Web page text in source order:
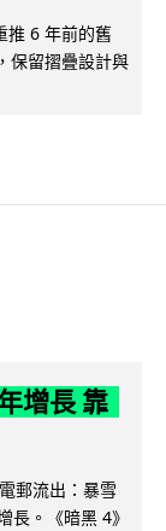
推 6 年前的舊
保留摺疊設計與
增長 靠
郵流出：暴雪
長。《暗黑 4》